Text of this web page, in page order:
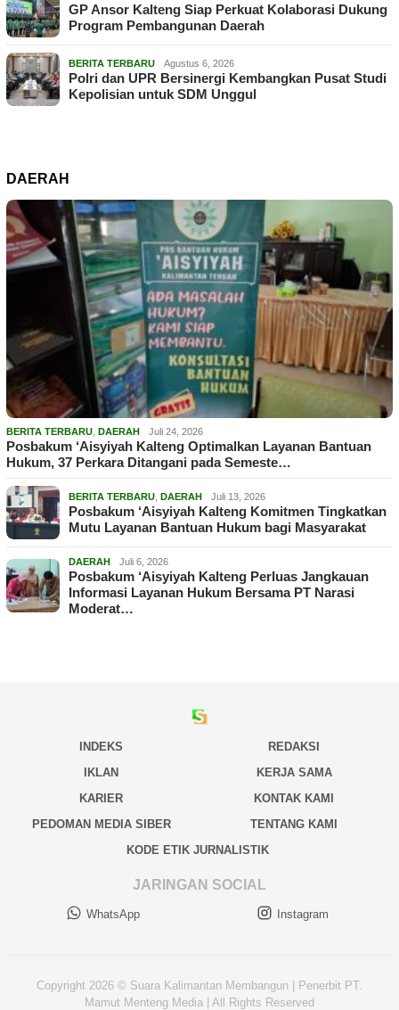
GP Ansor Kalteng Siap Perkuat Kolaborasi Dukung
Program Pembangunan Daerah
BERITA TERBARU Agustus 6, 2026
Polri dan UPR Bersinergi Kembangkan Pusat Studi
Kepolisian untuk SDM Unggul
DAERAH
BERITA TERBARU, DAERAH Juli 24, 2026
Posbakum ‘Aisyiyah Kalteng Optimalkan Layanan Bantuan
Hukum, 37 Perkara Ditangani pada Semeste…
BERITA TERBARU, DAERAH Juli 13, 2026
Posbakum ‘Aisyiyah Kalteng Komitmen Tingkatkan
Mutu Layanan Bantuan Hukum bagi Masyarakat
DAERAH Juli 6, 2026
Posbakum ‘Aisyiyah Kalteng Perluas Jangkauan
Informasi Layanan Hukum Bersama PT Narasi
Moderat…
INDEKS
REDAKSI
IKLAN
KERJA SAMA
KARIER
KONTAK KAMI
PEDOMAN MEDIA SIBER
TENTANG KAMI
KODE ETIK JURNALISTIK
JARINGAN SOCIAL
WhatsApp Instagram
Copyright 2026 © Suara Kalimantan Membangun | Penerbit PT.
Mamut Menteng Media | All Rights Reserved